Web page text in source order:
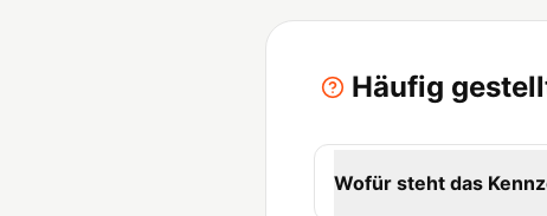
Häufig
Wofür steht das